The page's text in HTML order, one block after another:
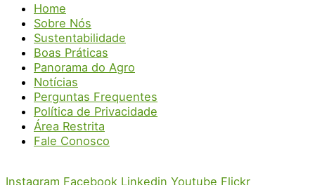
Home
Sobre Nós
Sustentabilidade
Boas Práticas
Panorama do Agro
Notícias
Perguntas Frequentes
Política de Privacidade
Área Restrita
Fale Conosco
Instagram Facebook Linkedin Youtube Flickr